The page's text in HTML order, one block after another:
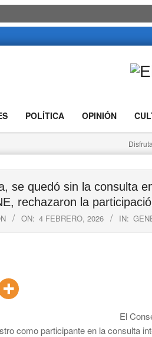
POLÍTICA OPINIÓN
se quedó sin la consulta
rechazaron la
ON: 4 FEBRERO, 2026 IN:
El
como participante en la consulta